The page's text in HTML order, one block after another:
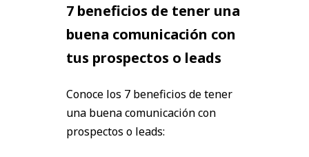
7 beneficios de tener una
buena comunicación con
tus prospectos o leads
Conoce los 7 beneficios de tener
una buena comunicación con
prospectos o leads: